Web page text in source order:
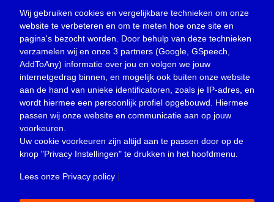
Ingezonden brief(537)
Media(156)
Nieuws (23.329)
Oproep(734)
Overlijden(39)
Podcast(18)
prijsvraag (5)
Religie (1.438)
Service(226)
Wij gebruiken cookies en vergelijkbare technieken om onze
website te verbeteren en om te meten hoe onze site en
pagina's bezocht worden. Door behulp van deze technieken
verzamelen wij en onze 3 partners (Google, GSpeech,
AddToAny) informatie over jou en volgen we jouw
internetgedrag binnen, en mogelijk ook buiten onze website
aan de hand van unieke identificatoren, zoals je IP-adres, en
wordt hiermee een persoonlijk profiel opgebouwd. Hiermee
passen wij onze website en communicatie aan op jouw
voorkeuren.
Uw cookie voorkeuren zijn altijd aan te passen door op de
knop "Privacy Instellingen" te drukken in het hoofdmenu.
Lees onze Privacy policy |